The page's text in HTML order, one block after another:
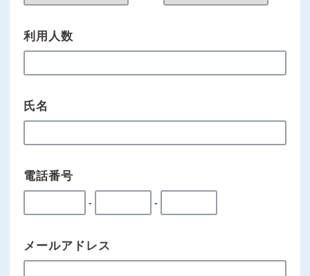
利用人数
氏名
電話番号
- -
メールアドレス